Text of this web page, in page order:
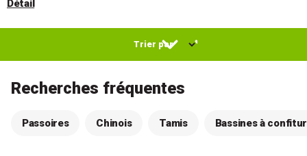
Détail
Recherches fréquentes
Passoires Chinois Tamis Bassines à